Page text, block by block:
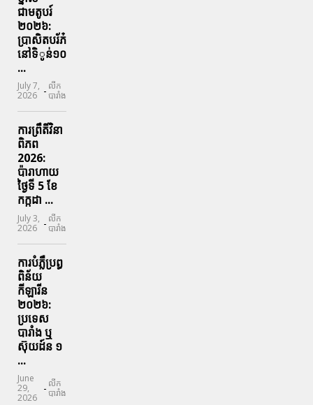
ជាមតូបរ៍
២០២៦:
ប្រាសិតបរ័ភ៎
នៅទិូន់១០
...
July 7,
2026 - លីក
បារាំង
ការព្រឹតិ៍វិនា
ពិភព
2026:
ប៉ារាហាយ
ថ្ងៃទី 5 ខែ
កក្កដា ...
July 3,
2026 - លីក
បារាំង
ការបំភ្លឺប្រព្ធ​
ពិន័យ​
កីឡារីន​
២០២៦:
ប្រទេស​
បារាំង​ ឬ​
ស៊ុយដ៍ន​ ១
...
June
29,
2026
- លីក
បារាំង